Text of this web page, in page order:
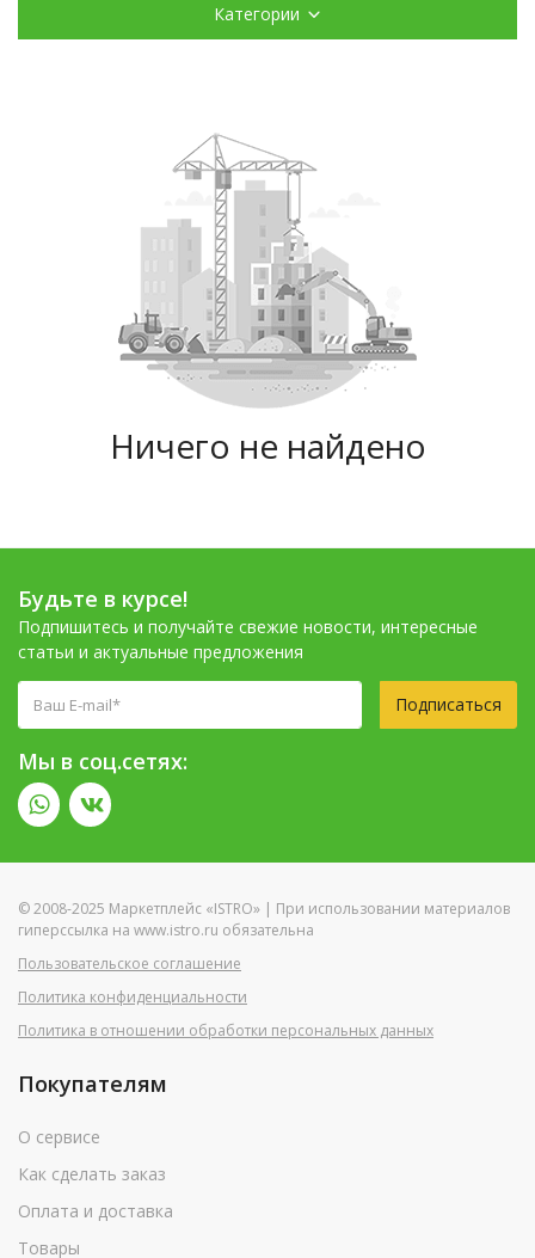
Категории
Ничего не найдено
Будьте в курсе!
Подпишитесь и получайте свежие новости, интересные
статьи и актуальные предложения
Подписаться
Мы в соц.сетях:
© 2008-2025 Маркетплейс «ISTRO» | При использовании материалов
гиперссылка на www.istro.ru обязательна
Пользовательское соглашение
Политика конфиденциальности
Политика в отношении обработки персональных данных
Покупателям
О сервисе
Как сделать заказ
Оплата и доставка
Товары